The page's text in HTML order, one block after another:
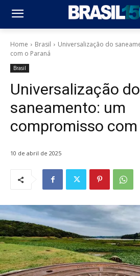
Home Brasil
Universalização do
com o Paraná
Brasil
Universalização do
saneamento: um
compromisso com
10 de abril de 2025